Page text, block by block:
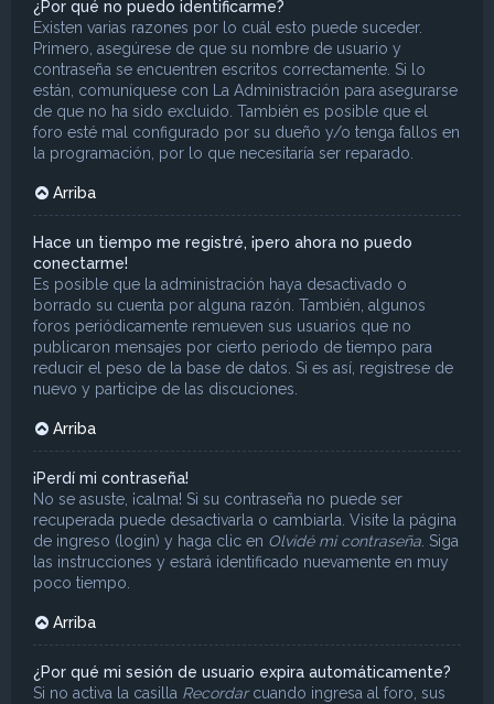
¿Por qué no puedo identificarme?
Existen varias razones por lo cuál esto puede suceder.
Primero, asegúrese de que su nombre de usuario y
contraseña se encuentren escritos correctamente. Si lo
están, comuníquese con La Administración para asegurarse
de que no ha sido excluido. También es posible que el
foro esté mal configurado por su dueño y/o tenga fallos en
la programación, por lo que necesitaría ser reparado.
Arriba
Hace un tiempo me registré, ¡pero ahora no puedo
conectarme!
Es posible que la administración haya desactivado o
borrado su cuenta por alguna razón. También, algunos
foros periódicamente remueven sus usuarios que no
publicaron mensajes por cierto periodo de tiempo para
reducir el peso de la base de datos. Si es así, registrese de
nuevo y participe de las discuciones.
Arriba
¡Perdí mi contraseña!
No se asuste, ¡calma! Si su contraseña no puede ser
recuperada puede desactivarla o cambiarla. Visite la página
de ingreso (login) y haga clic en Olvidé mi contraseña . Siga
las instrucciones y estará identificado nuevamente en muy
poco tiempo.
Arriba
¿Por qué mi sesión de usuario expira automáticamente?
Si no activa la casilla Recordarcuando ingresa al foro, sus